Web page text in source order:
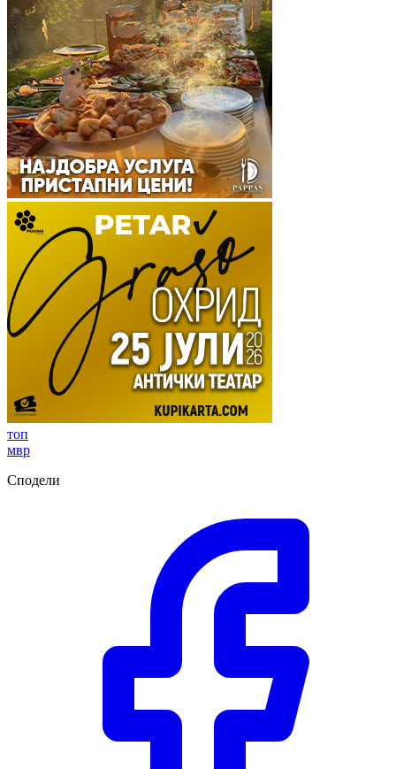
топ
мвр
Сподели